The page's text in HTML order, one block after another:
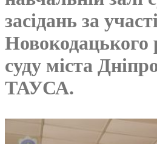
засідань за
Новокодацького
суду міста
ТАУСА.